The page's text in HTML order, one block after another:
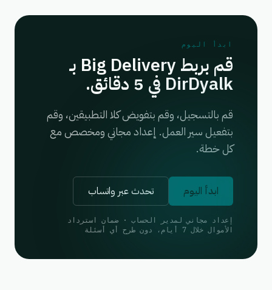
ابدأ اليوم
قم بربط Big Delivery بـ
DirDyalk في 5 دقائق.
قم بالتسجيل، وقم بتفويض كلا التطبيقين، وقم
بتفعيل سير العمل. إعداد مجاني ومخصص مع
كل خطة.
ابدأ اليوم تحدث عبر واتساب
إعداد مجاني لمدير الحساب · ضمان استرداد
الأموال خلال 7 أيام، دون طرح أي أسئلة